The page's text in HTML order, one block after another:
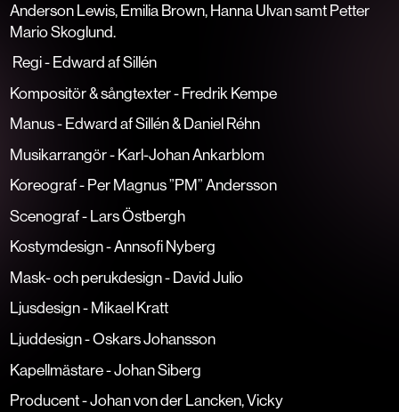
Anderson Lewis, Emilia Brown, Hanna Ulvan samt Petter
Mario Skoglund.
Regi - Edward af Sillén
Kompositör & sångtexter - Fredrik Kempe
Manus - Edward af Sillén & Daniel Réhn
Musikarrangör - Karl-Johan Ankarblom
Koreograf - Per Magnus ”PM” Andersson
Scenograf - Lars Östbergh
Kostymdesign - Annsofi Nyberg
Mask- och perukdesign - David Julio
Ljusdesign - Mikael Kratt
Ljuddesign - Oskars Johansson
Kapellmästare - Johan Siberg
Producent - Johan von der Lancken, Vicky